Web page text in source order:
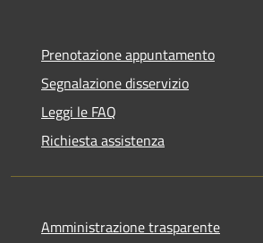
Prenotazione appuntamento
Segnalazione disservizio
Leggi le FAQ
Richiesta assistenza
Amministrazione trasparente